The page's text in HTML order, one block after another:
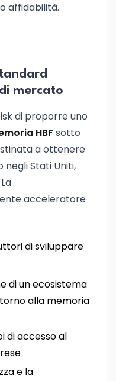
affidabilità.
mercato
di proporre uno
HBF sotto
a ottenere
negli Stati Uniti,
acceleratore
di sviluppare
di un ecosistema
alla memoria
di accesso al
e la